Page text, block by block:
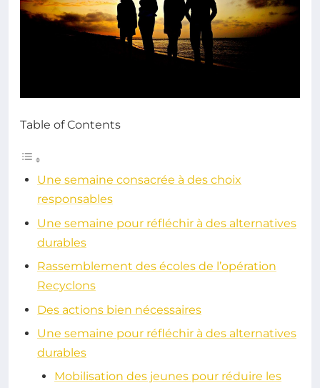
Table of Contents
Une semaine consacrée à des choix
responsables
Une semaine pour réfléchir à des alternatives
durables
Rassemblement des écoles de l’opération
Recyclons
Des actions bien nécessaires
Une semaine pour réfléchir à des alternatives
durables
Mobilisation des jeunes pour réduire les